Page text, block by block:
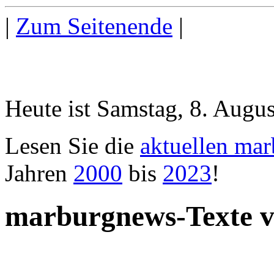
| Zum Seitenende |
Heute ist Samstag, 8.
Lesen Sie die aktuellen
Jahren 2000 bis 2023!
marburgnews-Texte